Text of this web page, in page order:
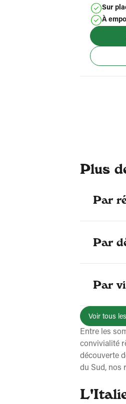
Sur
À
Plus
Par
Par
Par
Voir tous
Entre les
convivialité
découverte
du Sud, nos